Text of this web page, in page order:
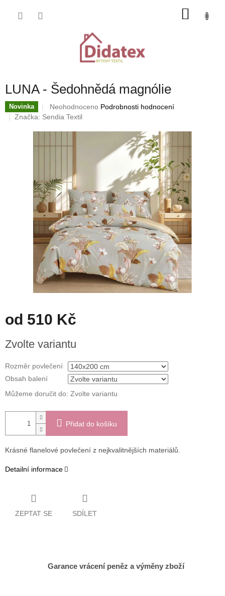
LUNA - Šedohnědá magnólie
Novinka
Průměrné
hodnocení
0,0
hvězdiček.
Neohodnoceno Podrobnosti hodnocení
Značka: Sendia Textil
od 510 Kč
cena:
Zvolte variantu
Rozměr povlečení
Obsah balení
Můžeme doručit do: Zvolte variantu
Přidat do košíku
Krásné flanelové povlečení z nejkvalitnějších materiálů.
Detailní informace
ZEPTAT SE SDÍLET
Garance vrácení peněz a výměny zboží